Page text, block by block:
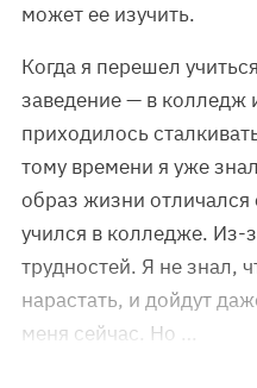
может ее изучить.
Когда я перешел
заведение — в колледж
приходилось
тому времени я уже
образ жизни отличался
учился в колледже. Из-
трудностей. Я не знал,
нарастать, и дойдут
меня сейчас. Но …